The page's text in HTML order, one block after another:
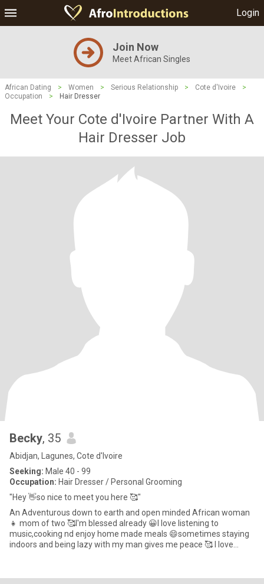
Login
Join Now
Meet African Singles
African Dating > Women > Serious Relationship > Cote d'Ivoire
>
Occupation
> Hair Dresser
Meet Your Cote d'Ivoire Partner With A
Hair Dresser Job
Becky, 35
Abidjan, Lagunes, Cote d'Ivoire
Seeking: Male 40 - 99
Occupation: Hair Dresser / Personal Grooming
"Hey 👋so nice to meet you here 🥰"
An Adventurous down to earth and open minded African woman
👧 mom of two 🥰I'm blessed already 😀I love listening to
music,cooking nd enjoy home made meals 😄sometimes staying
indoors and being lazy with my man gives me peace 🥰 I love